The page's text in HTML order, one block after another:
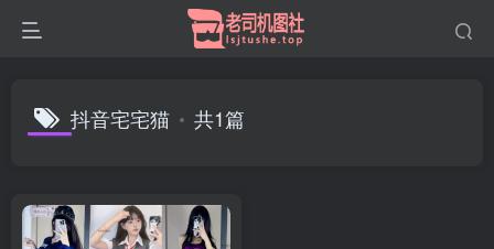
抖音宅宅猫 共1篇